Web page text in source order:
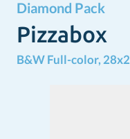
Diamond Pack
Pizzabox
B&W Full-color,